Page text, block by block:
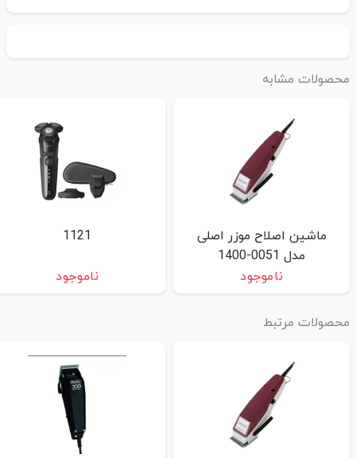
مشابه
ماشین اصلاح موزر اصلی
مدل 0051-1400
ناموجود
1121
ناموجود
مرتبط